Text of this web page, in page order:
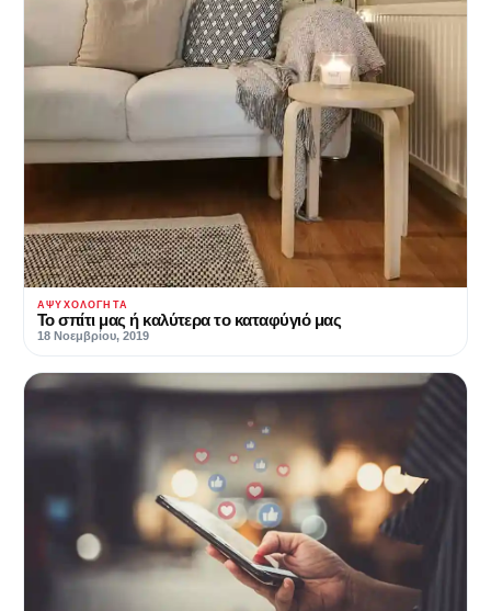
ΑΨΥΧΟΛΌΓΗΤΑ
Το σπίτι μας ή καλύτερα το καταφύγιό μας
18 Νοεμβρίου, 2019